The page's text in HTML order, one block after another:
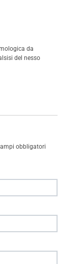
da
del nesso
obbligatori